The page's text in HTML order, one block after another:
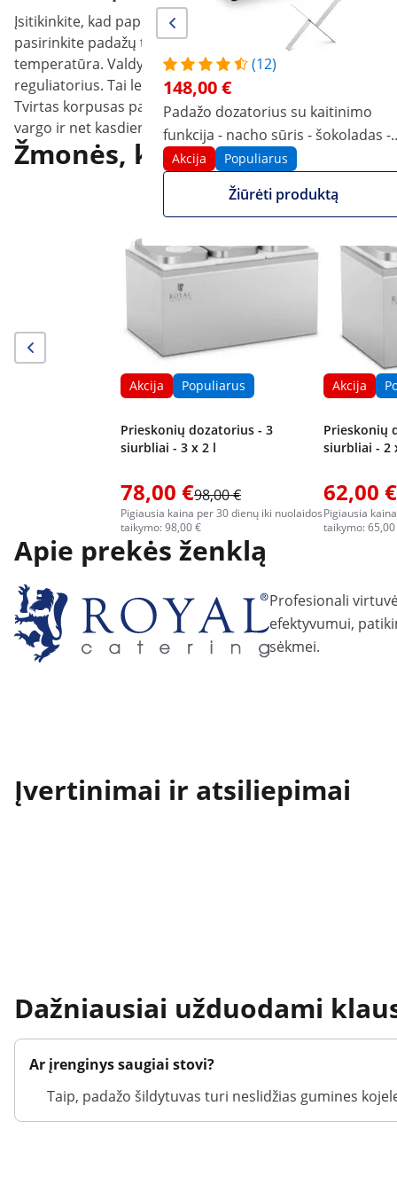
(12)
148,00 €
Padažo dozatorius su kaitinimo
funkcija - nacho sūris - šokoladas -
3,3 l
Akcija Populiarus
Žiūrėti produktą
Įsitikinkite, kad paprastai ir intuityviai valdysite trijų
pasirinkite padažų temperatūrą nuo 40 iki 90 °C.
temperatūra. Valdymo skydelis apačioje yra labai
reguliatorius. Tai leidžia vienu metu ruošti skirtingus
Tvirtas korpusas pagamintas iš lengvai prižiūrimo
vargo ir net kasdien naudodami – prietaisas įtikina
Žmonės, kurie žiūrėjo šią
Akcija Populiarus
Prieskonių dozatorius - 3
siurbliai - 3 x 2 l
78,00 €98,00 €
Pigiausia kaina per 30 dienų iki nuolaidos
taikymo: 98,00 €
Akcija
Prieskonių
siurbliai - 2
62,00 €
Pigiausia
taikymo:
Apie prekės ženklą
Profesionali
efektyvumui,
sėkmei.
Įvertinimai ir atsiliepimai
Dažniausiai užduodami
Ar įrenginys saugiai stovi?
Taip, padažo šildytuvas turi neslidžias gumines